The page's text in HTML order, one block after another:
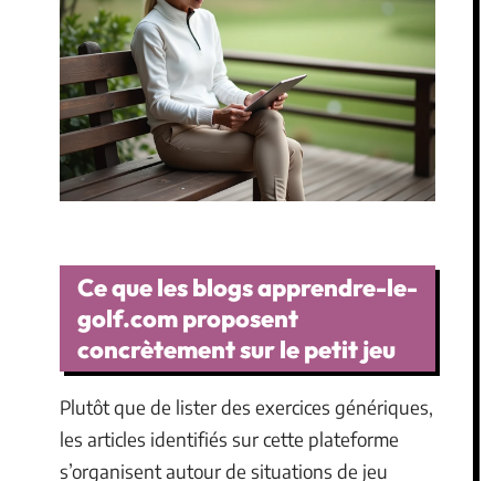
Ce que les blogs apprendre-le-
golf.com proposent
concrètement sur le petit jeu
Plutôt que de lister des exercices génériques,
les articles identifiés sur cette plateforme
s’organisent autour de situations de jeu